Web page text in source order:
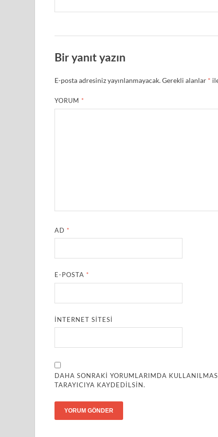
Bir yanıt yazın
E-posta adresiniz yayınlanmayacak.Gerekli alanlar *
YORUM *
AD *
E-POSTA *
İNTERNET SITESI
DAHA SONRAKI YORUMLARIMDA
TARAYICIYA KAYDEDILSIN.